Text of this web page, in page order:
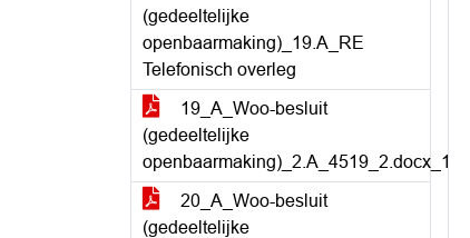
(gedeeltelijke
openbaarmaking)_19.A_RE
Telefonisch overleg
19_A_Woo-besluit
(gedeeltelijke
openbaarmaking)_2.A_4519_2.docx_1
20_A_Woo-besluit
(gedeeltelijke